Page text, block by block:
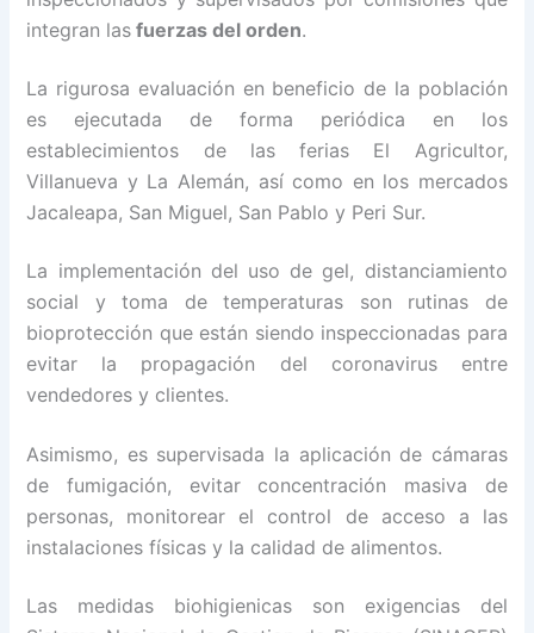
integran las fuerzas del orden.
La rigurosa evaluación en beneficio de la población
es ejecutada de forma periódica en los
establecimientos de las ferias El Agricultor,
Villanueva y La Alemán, así como en los mercados
Jacaleapa, San Miguel, San Pablo y Peri Sur.
La implementación del uso de gel, distanciamiento
social y toma de temperaturas son rutinas de
bioprotección que están siendo inspeccionadas para
evitar la propagación del coronavirus entre
vendedores y clientes.
Asimismo, es supervisada la aplicación de cámaras
de fumigación, evitar concentración masiva de
personas, monitorear el control de acceso a las
instalaciones físicas y la calidad de alimentos.
Las medidas biohigienicas son exigencias del